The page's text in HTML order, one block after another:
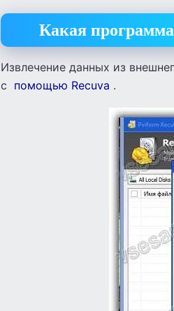
Какая
Извлечение данных из
с помощью Recuva .